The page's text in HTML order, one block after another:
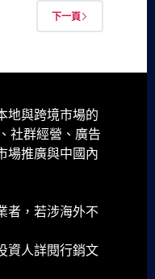
下一頁
地與跨境市場的
社群經營、廣告
場推廣與中國內
者，若涉海外不
資人詳閱行銷文